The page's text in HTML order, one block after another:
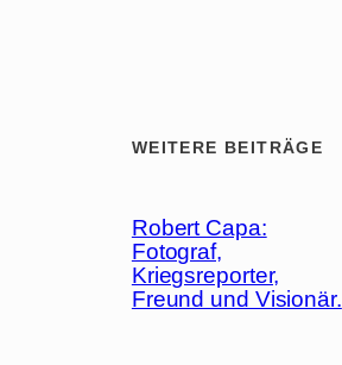
WEITERE BEITRÄGE
Robert Capa:
Fotograf,
Kriegsreporter,
Freund und Visionär.